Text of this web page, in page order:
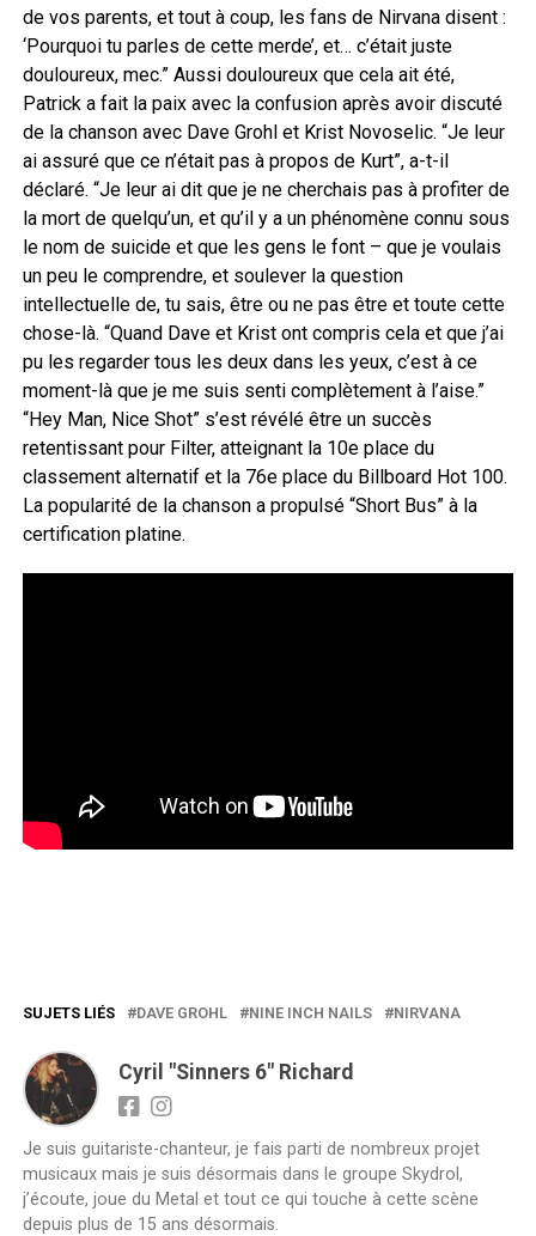
de vos parents, et tout à coup, les fans de Nirvana disent :
‘Pourquoi tu parles de cette merde’, et… c’était juste
douloureux, mec.” Aussi douloureux que cela ait été,
Patrick a fait la paix avec la confusion après avoir discuté
de la chanson avec Dave Grohl et Krist Novoselic. “Je leur
ai assuré que ce n’était pas à propos de Kurt”, a-t-il
déclaré. “Je leur ai dit que je ne cherchais pas à profiter de
la mort de quelqu’un, et qu’il y a un phénomène connu sous
le nom de suicide et que les gens le font – que je voulais
un peu le comprendre, et soulever la question
intellectuelle de, tu sais, être ou ne pas être et toute cette
chose-là. “Quand Dave et Krist ont compris cela et que j’ai
pu les regarder tous les deux dans les yeux, c’est à ce
moment-là que je me suis senti complètement à l’aise.”
“Hey Man, Nice Shot” s’est révélé être un succès
retentissant pour Filter, atteignant la 10e place du
classement alternatif et la 76e place du Billboard Hot 100.
La popularité de la chanson a propulsé “Short Bus” à la
certification platine.
SUJETS LIÉS DAVE GROHL NINE INCH NAILS NIRVANA
Cyril "Sinners 6" Richard
Je suis guitariste-chanteur, je fais parti de nombreux projet
musicaux mais je suis désormais dans le groupe Skydrol,
j’écoute, joue du Metal et tout ce qui touche à cette scène
depuis plus de 15 ans désormais.